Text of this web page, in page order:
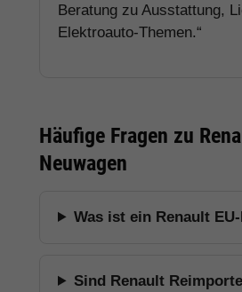
Beratung zu Ausstattung,
Elektroauto-Themen.“
Häufige Fragen zu
Neuwagen
Was ist ein Renault
Sind Renault